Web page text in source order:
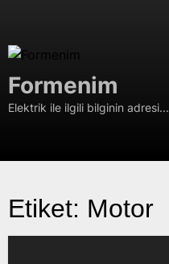
the
Formenim
Elektrik ile ilgili bilginin adresi...
Etiket: Motor